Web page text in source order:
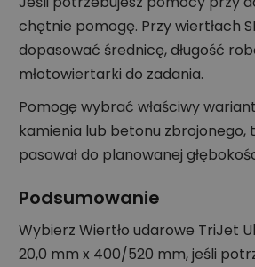
chętnie pomogę. Przy wiertłach
dopasować średnicę, długość
młotowiertarki do zadania.
Pomogę wybrać właściwy
kamienia lub betonu zbrojonego,
pasował do planowanej
Podsumowanie
Wybierz Wiertło udarowe TriJet
20,0 mm x 400/520 mm, jeśli